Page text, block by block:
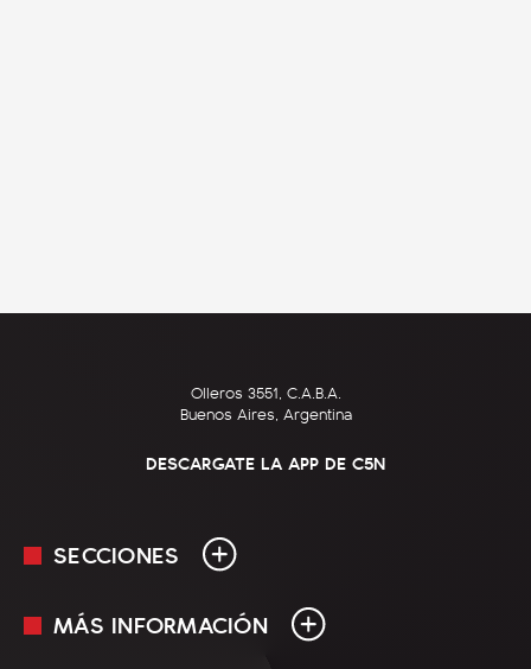
Olleros 3551, C.A.B.A.
Buenos Aires, Argentina
DESCARGATE LA APP DE C5N
SECCIONES
En Vivo
MÁS INFORMACIÓN